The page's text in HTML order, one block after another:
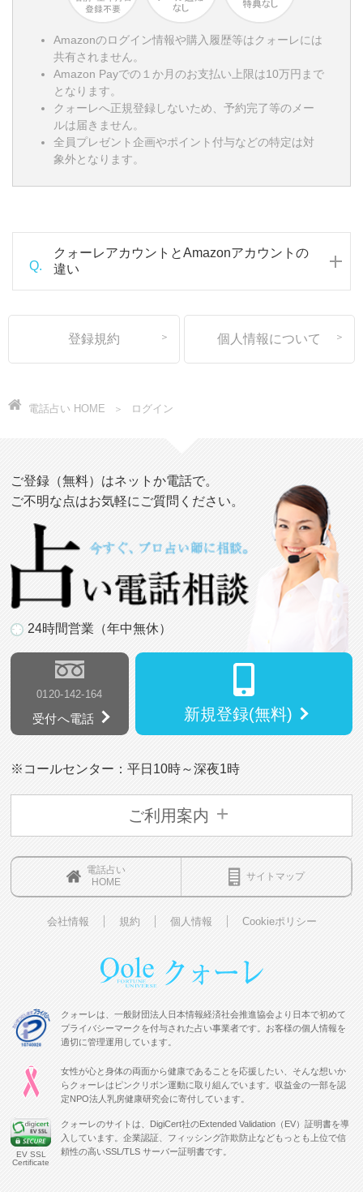
Amazonのログイン情報や購入履歴等はクォーレには
共有されません。
Amazon Payでの１か月のお支払い上限は10万円まで
となります。
クォーレへ正規登録しないため、予約完了等のメー
ルは届きません。
全員プレゼント企画やポイント付与などの特定は対
象外となります。
Q.
クォーレアカウントとAmazonアカウントの
違い
登録規約 個人情報について
電話占い HOME ログイン
ご登録（無料）はネットか電話で。
ご不明な点はお気軽にご質問ください。
24時間営業（年中無休）
0120-142-164
受付へ電話 新規登録(無料)
※コールセンター：平日10時～深夜1時
ご利用案内
電話占い
HOME
サイトマップ
会社情報 規約 個人情報 Cookieポリシー
クォーレは、一般財団法人日本情報経済社会推進協会より日本で初めて
プライバシーマークを付与された占い事業者です。お客様の個人情報を
適切に管理運用しています。
女性が心と身体の両面から健康であることを応援したい、そんな想いか
らクォーレはピンクリボン運動に取り組んでいます。収益金の一部を認
定NPO法人乳房健康研究会に寄付しています。
EV SSL
Certificate
クォーレのサイトは、DigiCert社のExtended Validation（EV）証明書を導
入しています。企業認証、フィッシング詐欺防止などもっとも上位で信
頼性の高いSSL/TLS サーバー証明書です。